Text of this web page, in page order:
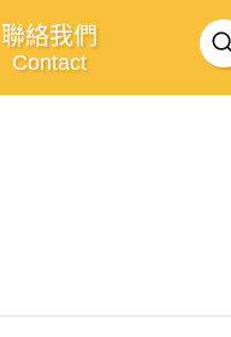
聯絡我們
Contact